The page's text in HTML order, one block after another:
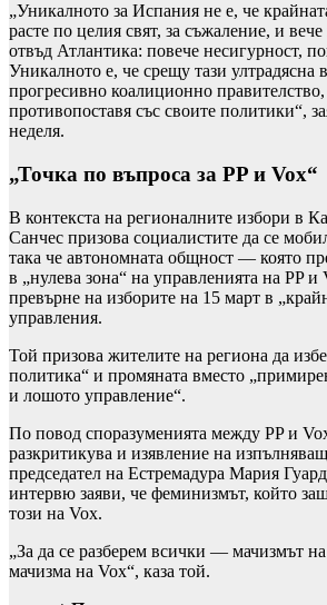
„Уникалното за Испания не е, че
расте по целия свят, за съжаление, и
отвъд Атлантика: повече несигурност,
Уникалното е, че срещу тази ултрадясна
прогресивно коалиционно правителство,
противопоставя със своите политики“,
неделя.
„Точка по въпроса за PP и Vox“
В контекста на регионалните избори в
Санчес призова социалистите да се
така че автономната общност — която
в „нулева зона“ на управленията на PP
превърне на изборите на 15 март в
управления.
Той призова жителите на региона да
политика“ и промяната вместо
и лошото управление“.
По повод споразуменията между PP и
разкритикува и изявление на
председател на Естремадура Мария
интервю заяви, че феминизмът, който
този на Vox.
„За да се разберем всички — мачизмът
мачизма на Vox“, каза той.